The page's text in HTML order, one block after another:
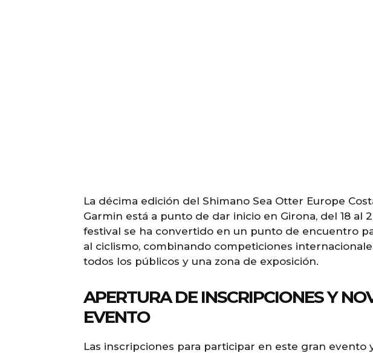
La décima edición del Shimano Sea Otter Europe
Garmin está a punto de dar inicio en Girona, del 18 al
festival se ha convertido en un punto de encuentro
al ciclismo, combinando competiciones
todos los públicos y una zona de exposición.
APERTURA DE INSCRIPCIONES Y
EVENTO
Las inscripciones para participar en este gran evento